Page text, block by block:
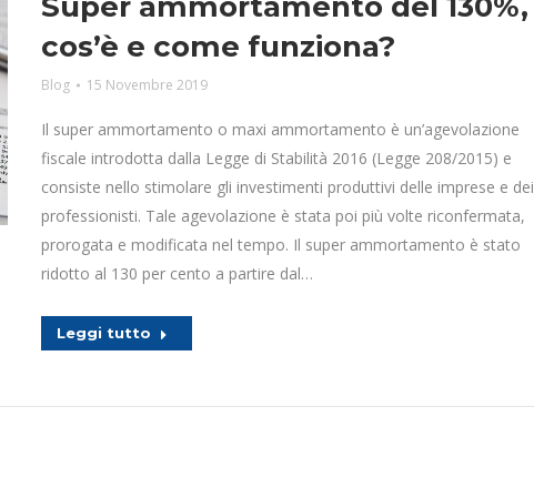
cos’è e come funziona?
Blog 15 Novembre 2019
Il super ammortamento o maxi ammortamento è un’agevolazione
fiscale introdotta dalla Legge di Stabilità 2016 (Legge 208/2015) e
consiste nello stimolare gli investimenti produttivi delle imprese e dei
professionisti. Tale agevolazione è stata poi più volte riconfermata,
prorogata e modificata nel tempo. Il super ammortamento è stato
ridotto al 130 per cento a partire dal…
Leggi tutto